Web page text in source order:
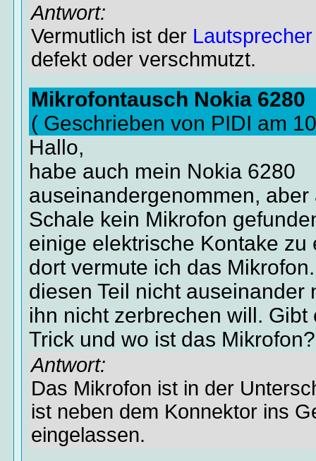
Antwort:
Vermutlich ist der
defekt oder verschmutzt.
Mikrofontausch Nokia 6280
( Geschrieben von PIDI am
Hallo,
habe auch mein Nokia 6280
auseinandergenommen,
Schale kein Mikrofon
einige elektrische Kontake zu
dort vermute ich das
diesen Teil nicht auseinander
ihn nicht zerbrechen will. Gibt
Trick und wo ist das
Antwort:
Das Mikrofon ist in der
ist neben dem Konnektor ins
eingelassen.